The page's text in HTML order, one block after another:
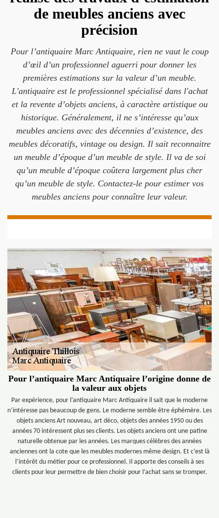
de meubles anciens avec
précision
Pour l’antiquaire Marc Antiquaire, rien ne vaut le coup
d’œil d’un professionnel aguerri pour donner les
premières estimations sur la valeur d’un meuble.
L'antiquaire est le professionnel spécialisé dans l'achat
et la revente d’objets anciens, à caractère artistique ou
historique. Généralement, il ne s’intéresse qu’aux
meubles anciens avec des décennies d’existence, des
meubles décoratifs, vintage ou design. Il sait reconnaitre
un meuble d’époque d’un meuble de style. Il va de soi
qu’un meuble d’époque coûtera largement plus cher
qu’un meuble de style. Contactez-le pour estimer vos
meubles anciens pour connaître leur valeur.
Pour l’antiquaire Marc Antiquaire l’origine donne de
la valeur aux objets
Par expérience, pour l’antiquaire Marc Antiquaire il sait que le moderne
n’intéresse pas beaucoup de gens. Le moderne semble être éphémère. Les
objets anciens Art nouveau, art déco, objets des années 1950 ou des
années 70 intéressent plus ses clients. Les objets anciens ont une patine
naturelle obtenue par les années. Les marques célèbres des années
anciennes ont la cote que les meubles modernes même design. Et c’est là
l’intérêt du métier pour ce professionnel. Il apporte des conseils à ses
clients pour leur permettre de bien choisir pour l’achat sans se tromper.